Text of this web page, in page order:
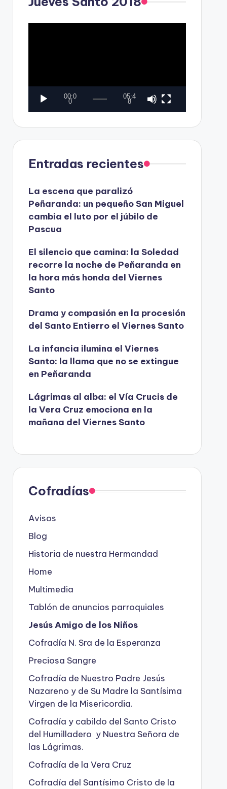
d
o
o
d
e
v
í
d
e
o
00:0
0
05:4
8
Entradas recientes
La escena que paralizó
Peñaranda: un pequeño San Miguel
cambia el luto por el júbilo de
Pascua
El silencio que camina: la Soledad
recorre la noche de Peñaranda en
la hora más honda del Viernes
Santo
Drama y compasión en la procesión
del Santo Entierro el Viernes Santo
La infancia ilumina el Viernes
Santo: la llama que no se extingue
en Peñaranda
Lágrimas al alba: el Vía Crucis de
la Vera Cruz emociona en la
mañana del Viernes Santo
Cofradías
Avisos
Blog
Historia de nuestra Hermandad
Home
Multimedia
Tablón de anuncios parroquiales
Jesús Amigo de los Niños
Cofradía N. Sra de la Esperanza
Preciosa Sangre
Cofradía de Nuestro Padre Jesús
Nazareno y de Su Madre la Santísima
Virgen de la Misericordia.
Cofradía y cabildo del Santo Cristo
del Humilladero y Nuestra Señora de
las Lágrimas.
Cofradía de la Vera Cruz
Cofradía del Santísimo Cristo de la